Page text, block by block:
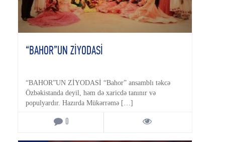
“BAHOR”UN ZİYODASİ
“BAHOR”UN ZİYODASİ “Bahor” ansamblı təkcə
Özbəkistanda deyil, həm də xaricdə tanınır və
populyardır. Hazırda Mükərrəmə […]
0